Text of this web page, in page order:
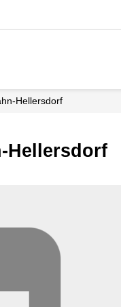
Hellersdorf
Hellersdorf